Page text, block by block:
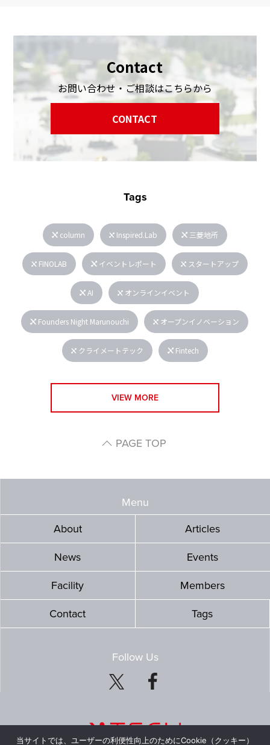
Contact
お問い合わせ・ご相談はこちらから
CONTACT
Tags
column Inspired.Lab 三菱地所
FINOLAB イベントレポート スタートアップ
AI オンラインイベント
Founders Night Marunouchi オープンイノベーション
クライメートテック Fintech
VIEW MORE
PAGE TOP
Menu
About
Articles
News Events
Facility Members
Contact Tags
Follow Us
当サイトでは、ユーザーの利便性向上のためにCookie（クッキー）